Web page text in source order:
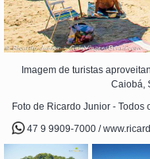
Imagem de turistas
Caiobá,
Foto de Ricardo Junior -
47 9 9909-7000 /